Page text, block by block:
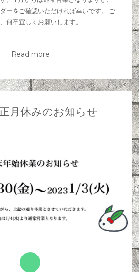
ーをご確認いただければ幸いです。 ご
、何卒宜しくお願いします。
Read more
月休みのお知らせ